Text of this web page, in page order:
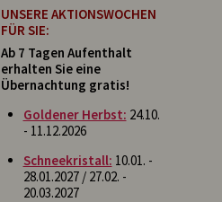
UNSERE AKTIONSWOCHEN
FÜR SIE:
Ab 7 Tagen Aufenthalt
erhalten Sie eine
Übernachtung gratis!
Goldener Herbst: 24.10.
- 11.12.2026
Schneekristall: 10.01. -
28.01.2027 / 27.02. -
20.03.2027